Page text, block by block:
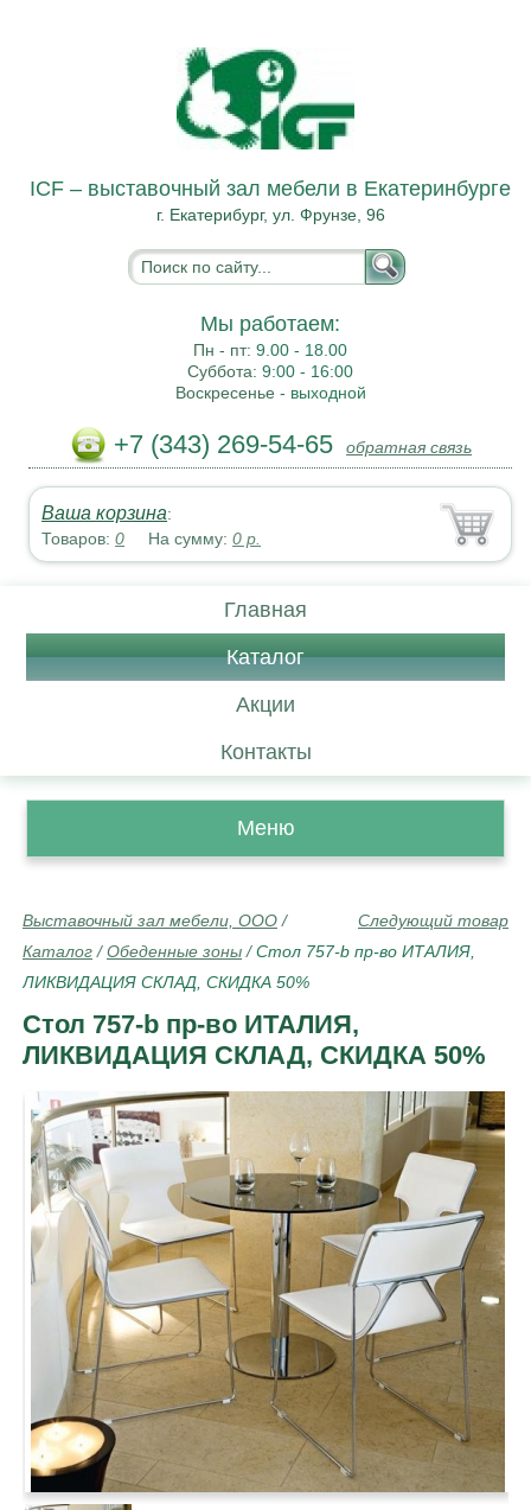
ICF – выставочный зал мебели в Екатеринбурге
г. Екатерибург, ул. Фрунзе, 96
Мы работаем:
Пн - пт:9.00 - 18.00
Суббота:9:00 - 16:00
Воскресенье - выходной
+7 (343) 269-54-65 обратная связь
Ваша корзина:
Товаров:0 На сумму:0 р.
Главная
Каталог
Акции
Контакты
Меню
Следующий товар
Выставочный зал мебели, ООО /
Каталог /Обеденные зоны /Стол 757-b пр-во ИТАЛИЯ,
ЛИКВИДАЦИЯ СКЛАД, СКИДКА 50%
Стол 757-b пр-во ИТАЛИЯ,
ЛИКВИДАЦИЯ СКЛАД, СКИДКА 50%